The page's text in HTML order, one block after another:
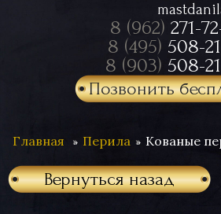
8 (962) 271-
8 (495) 508-
8 (903) 508-
Позвонить
Главная Перила Кованые
Вернуться назад